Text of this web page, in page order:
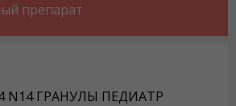
препарат
N14 ГРАНУЛЫ ПЕДИАТР